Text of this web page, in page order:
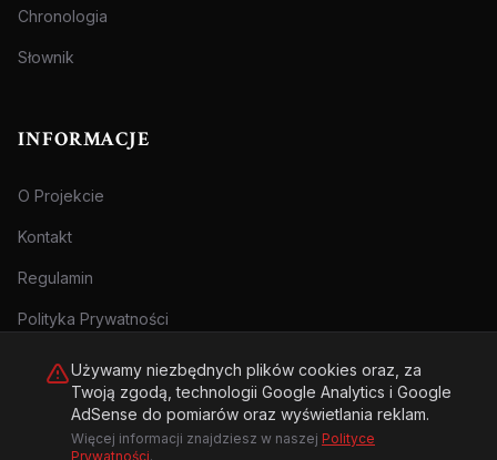
Chronologia
Słownik
INFORMACJE
O Projekcie
Kontakt
Regulamin
Polityka Prywatności
© 2026 Archiwum Zbrodni - zly.com.pl. Wszelkie prawa zastrzeżone.
Używamy niezbędnych plików cookies oraz, za
Twoją zgodą, technologii Google Analytics i Google
AdSense do pomiarów oraz wyświetlania reklam.
Więcej informacji znajdziesz w naszej Polityce
Prywatności.